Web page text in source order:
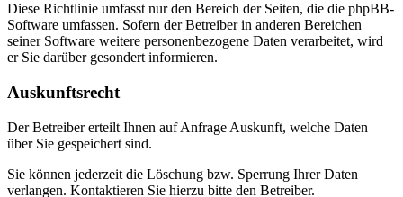
Diese Richtlinie umfasst nur den Bereich der Seiten, die die phpBB-
Software umfassen. Sofern der Betreiber in anderen Bereichen
seiner Software weitere personenbezogene Daten verarbeitet, wird
er Sie darüber gesondert informieren.
Auskunftsrecht
Der Betreiber erteilt Ihnen auf Anfrage Auskunft, welche Daten
über Sie gespeichert sind.
Sie können jederzeit die Löschung bzw. Sperrung Ihrer Daten
verlangen. Kontaktieren Sie hierzu bitte den Betreiber.